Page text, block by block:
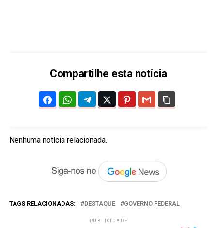
Compartilhe esta notícia
Nenhuma notícia relacionada.
TAGS RELACIONADAS: DESTAQUE GOVERNO FEDERAL
PUBLICIDADE